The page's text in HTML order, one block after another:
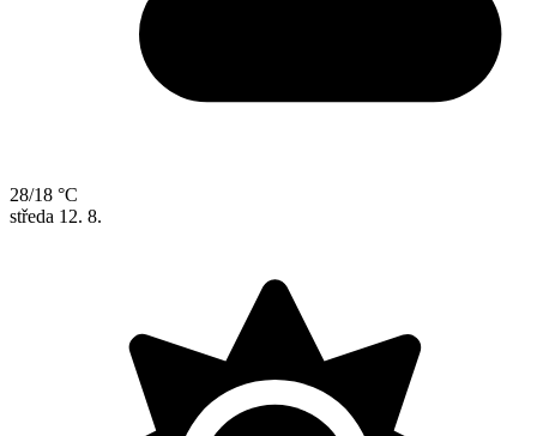
28/18 °C
středa 12. 8.